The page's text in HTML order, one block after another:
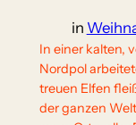
in
In einer kalten,
Nordpol
treuen Elfen
der ganzen